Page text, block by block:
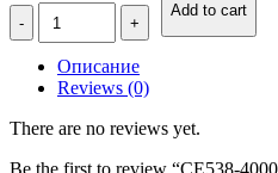
Количество
CE538-
Держатели
(шарниры)
крышки
сканера
(2шт
Add to cart
Описание
Reviews (0)
There are no reviews yet.